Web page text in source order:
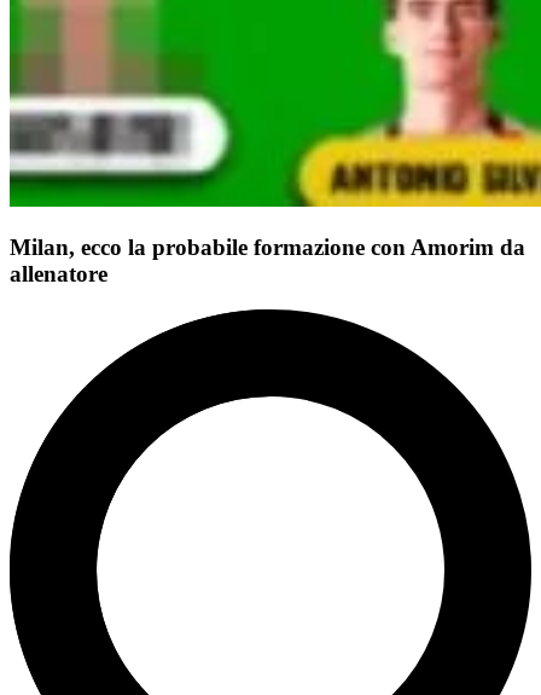
Milan, ecco la probabile formazione con Amorim da
allenatore